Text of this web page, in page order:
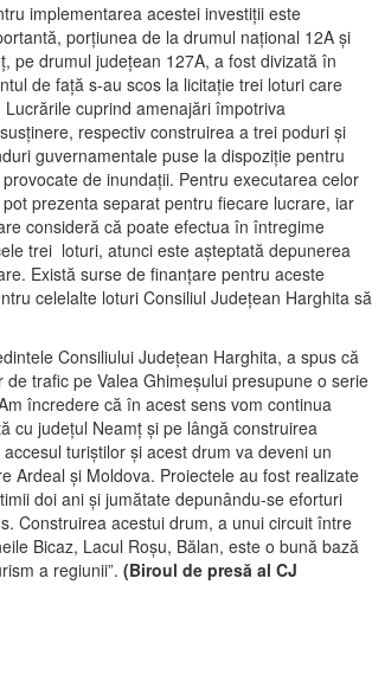
implementarea acestei investiţii este
porţiunea de la drumul naţional 12A şi
pe drumul judeţean 127A, a fost divizată în
de faţă s-au scos la licitaţie trei loturi care
cuprind amenajări împotriva
respectiv construirea a trei poduri şi
guvernamentale puse la dispoziţie pentru
de inundaţii. Pentru executarea celor
prezenta separat pentru fiecare lucrare, iar
consideră că poate efectua în întregime
trei loturi, atunci este aşteptată depunerea
Există surse de finanţare pentru aceste
celelalte loturi Consiliul Judeţean Harghita să
Consiliului Judeţean Harghita, a spus că
de trafic pe Valea Ghimeşului presupune o serie
încredere că în acest sens vom continua
cu judeţul Neamţ şi pe lângă construirea
turiştilor şi acest drum va deveni un
Ardeal şi Moldova. Proiectele au fost realizate
doi ani şi jumătate depunându-se eforturi
Construirea acestui drum, a unui circuit între
Bicaz, Lacul Roşu, Bălan, este o bună bază
a regiunii”. (Biroul de presă al CJ